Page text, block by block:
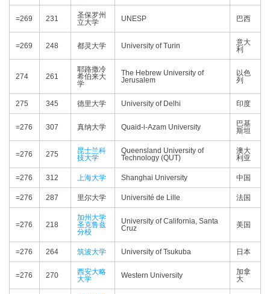
=269 231
圣保罗州
立大学
UNESP 巴西
=269 248 都灵大学 University of Turin
意大
利
274 261
耶路撒冷
希伯来大
学
The Hebrew University of
Jerusalem
以色
列
275 345 德里大学 University of Delhi 印度
=276 307 真纳大学 Quaid-i-Azam University
巴基
斯坦
=276 275
昆士兰科
技大学
Queensland University of
Technology (QUT)
澳大
利亚
=276 312 上海大学 Shanghai University 中国
=276 287 里尔大学 Université de Lille 法国
=276 218
加州大学
圣克鲁兹
分校
University of California, Santa
Cruz
美国
=276 264 筑波大学 University of Tsukuba 日本
=276 270
西安大略
大学
Western University
加拿
大